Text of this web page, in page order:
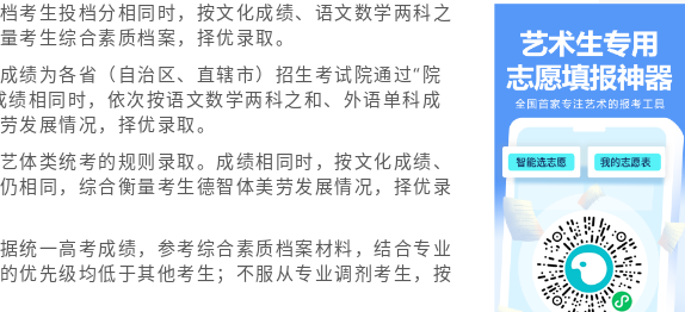
考生投档分相同时，按文化成绩、语文数学两科之
考生综合素质档案，择优录取。
绩为各省（自治区、直辖市）招生考试院通过“院
相同时，依次按语文数学两科之和、外语单科成
发展情况，择优录取。
类统考的规则录取。成绩相同时，按文化成绩、
相同，综合衡量考生德智体美劳发展情况，择优录
统一高考成绩，参考综合素质档案材料，结合专业
优先级均低于其他考生；不服从专业调剂考生，按